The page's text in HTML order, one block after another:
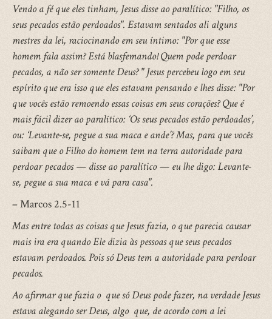
Vendo a fé que eles tinham, Jesus disse ao paralítico: "Filho, os
seus pecados estão perdoados". Estavam sentados ali alguns
mestres da lei, raciocinando em seu íntimo: "Por que esse
homem fala assim? Está blasfemando! Quem pode perdoar
pecados, a não ser somente Deus? " Jesus percebeu logo em seu
espírito que era isso que eles estavam pensando e lhes disse: "Por
que vocês estão remoendo essas coisas em seus corações? Que é
mais fácil dizer ao paralítico: ‘Os seus pecados estão perdoados’,
ou: ‘Levante-se, pegue a sua maca e ande’? Mas, para que vocês
saibam que o Filho do homem tem na terra autoridade para
perdoar pecados — disse ao paralítico — eu lhe digo: Levante-
se, pegue a sua maca e vá para casa".
– Marcos 2.5-11
Mas entre todas as coisas que Jesus fazia, o que parecia causar
mais ira era quando Ele dizia às pessoas que seus pecados
estavam perdoados. Pois só Deus tem a autoridade para perdoar
pecados.
Ao afirmar que fazia o que só Deus pode fazer, na verdade Jesus
estava alegando ser Deus, algo que, de acordo com a lei